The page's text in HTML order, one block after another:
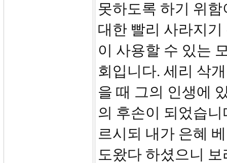
못하도록 하기 위
대한 빨리 사라지기
이 사용할 수 있는
회입니다. 세리 삭
을 때 그의 인생에
의 후손이 되었습
르시되 내가 은혜
도왔다 하셨으니